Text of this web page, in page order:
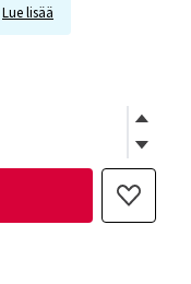
Lue lisää